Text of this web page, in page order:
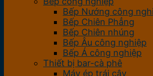
Bếp Nướng công
Bếp Chiên Phẳng
Bếp Chiên nhúng
Bếp Âu công nghiệp
Bếp Á công nghiệp
Thiết bị bar-cà phê
Máy ép trái cây